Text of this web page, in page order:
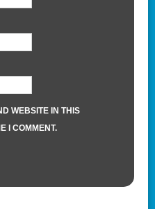
WEBSITE IN THIS
I COMMENT.